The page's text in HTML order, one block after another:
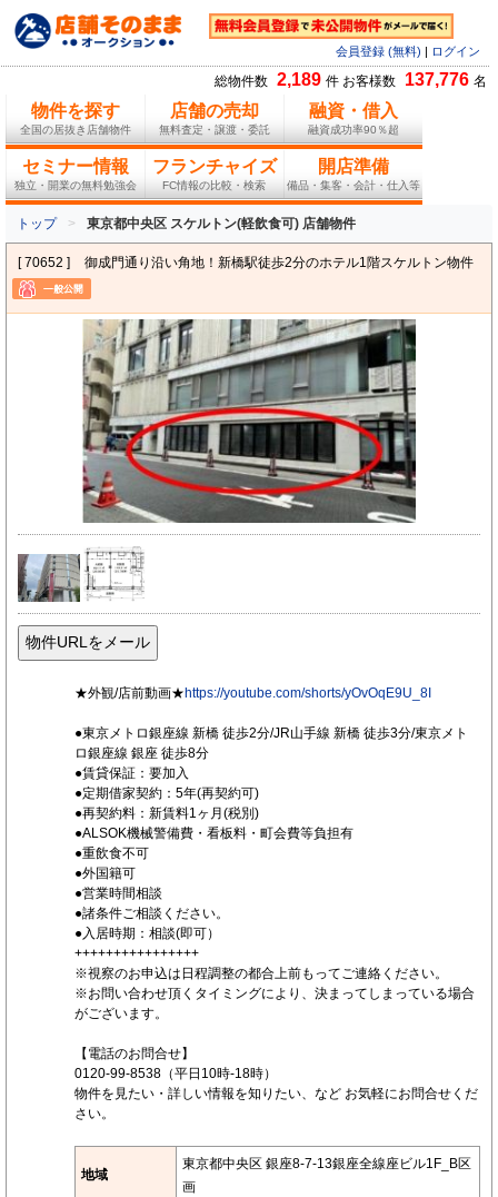
会員登録 (無料) ログイン
総物件数 2,189 件 お客様数 137,776 名
物件を探す
全国の居抜き店舗物件
店舗の売却
無料査定・譲渡・委託
融資・借入
融資成功率90％超
セミナー情報
独立・開業の無料勉強会
フランチャイズ
FC情報の比較・検索
開店準備
備品・集客・会計・仕入等
トップ 東京都中央区 スケルトン(軽飲食可) 店舗物件
[ 70652 ] 御成門通り沿い角地！新橋駅徒歩2分のホテル1階スケルトン物件
★外観/店前動画★https://youtube.com/shorts/yOvOqE9U_8I
●東京メトロ銀座線 新橋 徒歩2分/JR山手線 新橋 徒歩3分/東京メト
ロ銀座線 銀座 徒歩8分
●賃貸保証：要加入
●定期借家契約：5年(再契約可)
●再契約料：新賃料1ヶ月(税別)
●ALSOK機械警備費・看板料・町会費等負担有
●重飲食不可
●外国籍可
●営業時間相談
●諸条件ご相談ください。
●入居時期：相談(即可）
++++++++++++++++
※視察のお申込は日程調整の都合上前もってご連絡ください。
※お問い合わせ頂くタイミングにより、決まってしまっている場合
がございます。
【電話のお問合せ】
0120-99-8538（平日10時-18時）
物件を見たい・詳しい情報を知りたい、など お気軽にお問合せくだ
さい。
地域
東京都中央区 銀座8-7-13銀座全線座ビル1F_B区
画